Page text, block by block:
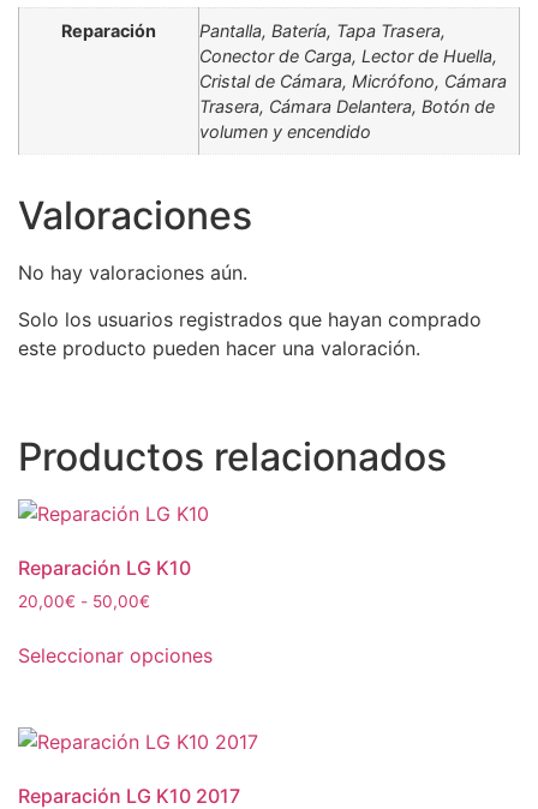
Reparación
Pantalla, Batería, Tapa Trasera,
Conector de Carga, Lector de Huella,
Cristal de Cámara, Micrófono, Cámara
Trasera, Cámara Delantera, Botón de
volumen y encendido
Valoraciones
No hay valoraciones aún.
Solo los usuarios registrados que hayan comprado
este producto pueden hacer una valoración.
Productos relacionados
Reparación LG K10
20,00€ - 50,00€
Seleccionar opciones
Reparación LG K10 2017